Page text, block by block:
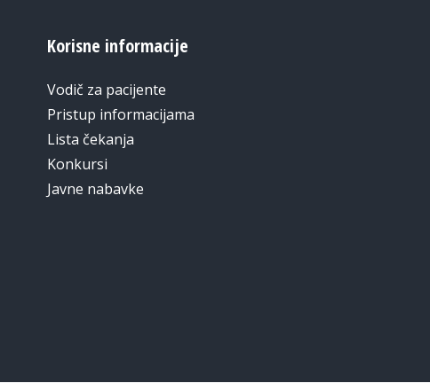
Korisne informacije
Vodič za pacijente
Pristup informacijama
Lista čekanja
Konkursi
Javne nabavke